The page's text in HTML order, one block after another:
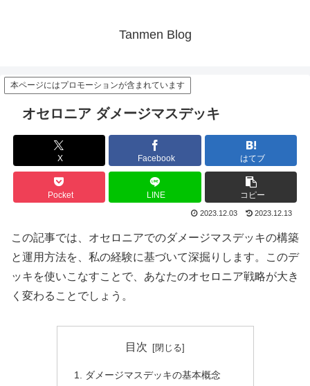
Tanmen Blog
本ページにはプロモーションが含まれています
オセロニア ダメージマスデッキ
X Facebook はてブ
Pocket LINE コピー
2023.12.03 2023.12.13
この記事では、オセロニアでのダメージマスデッキの構築
と運用方法を、私の経験に基づいて深掘りします。このデ
ッキを使いこなすことで、あなたのオセロニア戦略が大き
く変わることでしょう。
目次
ダメージマスデッキの基本概念